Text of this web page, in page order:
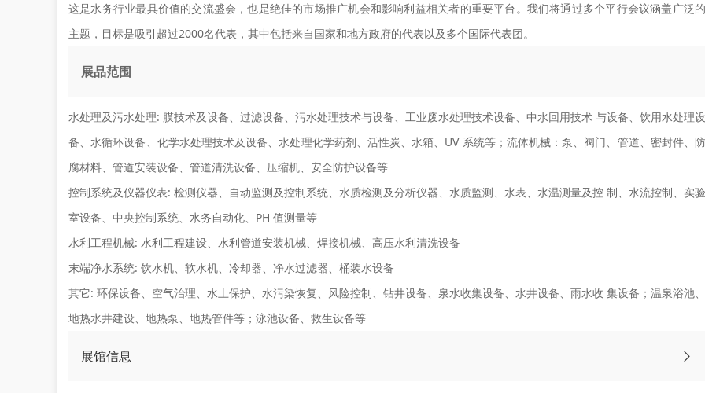
这是水务行业最具价值的交流盛会，也是绝佳的市场推广机会和影响利益相关者的重要平台。我们将通过多个平行会议涵盖广泛的
主题，目标是吸引超过2000名代表，其中包括来自国家和地方政府的代表以及多个国际代表团。
展品范围
水处理及污水处理: 膜技术及设备、过滤设备、污水处理技术与设备、工业废水处理技术设备、中水回用技术 与设备、饮用水处理设
备、水循环设备、化学水处理技术及设备、水处理化学药剂、活性炭、水箱、UV 系统等；流体机械：泵、阀门、管道、密封件、防
腐材料、管道安装设备、管道清洗设备、压缩机、安全防护设备等
控制系统及仪器仪表: 检测仪器、自动监测及控制系统、水质检测及分析仪器、水质监测、水表、水温测量及控 制、水流控制、实验
室设备、中央控制系统、水务自动化、PH 值测量等
水利工程机械: 水利工程建设、水利管道安装机械、焊接机械、高压水利清洗设备
末端净水系统: 饮水机、软水机、冷却器、净水过滤器、桶装水设备
其它: 环保设备、空气治理、水土保护、水污染恢复、风险控制、钻井设备、泉水收集设备、水井设备、雨水收 集设备；温泉浴池、
地热水井建设、地热泵、地热管件等；泳池设备、救生设备等
展馆信息